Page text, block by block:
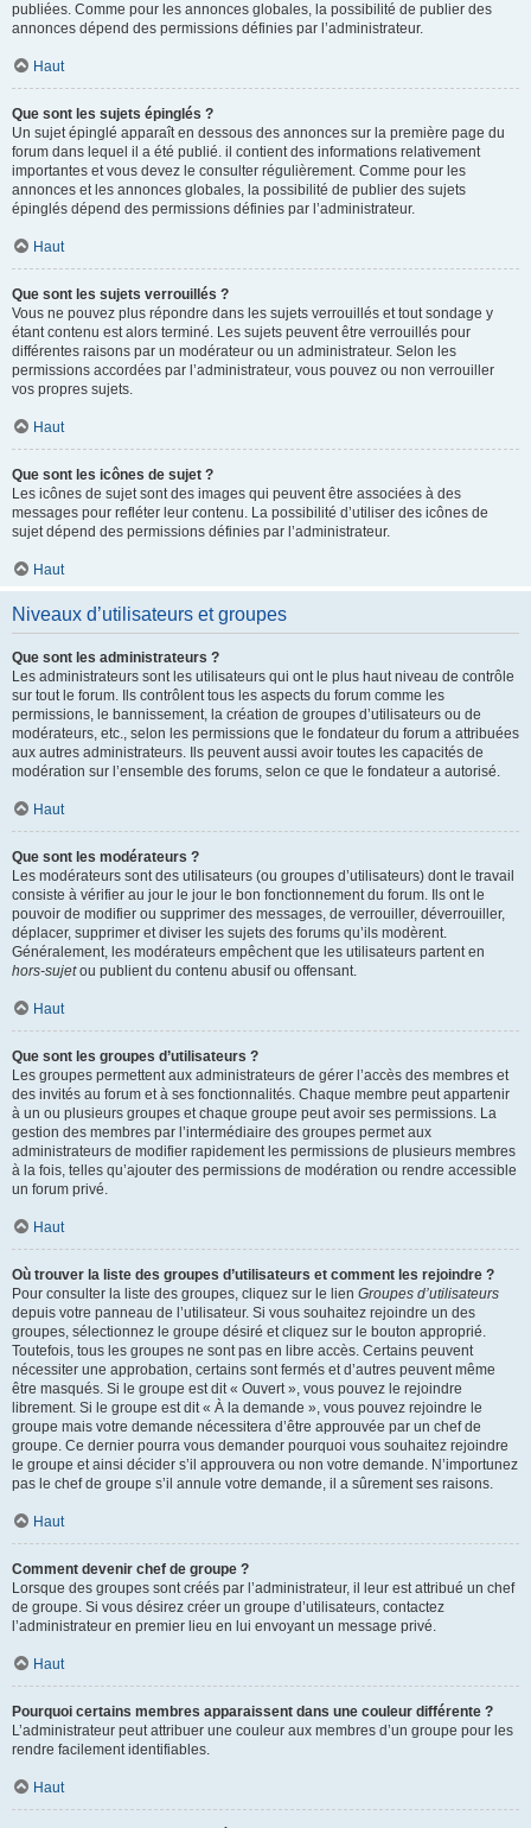
publiées. Comme pour les annonces globales, la possibilité de publier des
annonces dépend des permissions définies par l’administrateur.
Haut
Que sont les sujets épinglés ?
Un sujet épinglé apparaît en dessous des annonces sur la première page du
forum dans lequel il a été publié. il contient des informations relativement
importantes et vous devez le consulter régulièrement. Comme pour les
annonces et les annonces globales, la possibilité de publier des sujets
épinglés dépend des permissions définies par l’administrateur.
Haut
Que sont les sujets verrouillés ?
Vous ne pouvez plus répondre dans les sujets verrouillés et tout sondage y
étant contenu est alors terminé. Les sujets peuvent être verrouillés pour
différentes raisons par un modérateur ou un administrateur. Selon les
permissions accordées par l’administrateur, vous pouvez ou non verrouiller
vos propres sujets.
Haut
Que sont les icônes de sujet ?
Les icônes de sujet sont des images qui peuvent être associées à des
messages pour refléter leur contenu. La possibilité d’utiliser des icônes de
sujet dépend des permissions définies par l’administrateur.
Haut
Niveaux d’utilisateurs et groupes
Que sont les administrateurs ?
Les administrateurs sont les utilisateurs qui ont le plus haut niveau de contrôle
sur tout le forum. Ils contrôlent tous les aspects du forum comme les
permissions, le bannissement, la création de groupes d’utilisateurs ou de
modérateurs, etc., selon les permissions que le fondateur du forum a attribuées
aux autres administrateurs. Ils peuvent aussi avoir toutes les capacités de
modération sur l’ensemble des forums, selon ce que le fondateur a autorisé.
Haut
Que sont les modérateurs ?
Les modérateurs sont des utilisateurs (ou groupes d’utilisateurs) dont le travail
consiste à vérifier au jour le jour le bon fonctionnement du forum. Ils ont le
pouvoir de modifier ou supprimer des messages, de verrouiller, déverrouiller,
déplacer, supprimer et diviser les sujets des forums qu’ils modèrent.
Généralement, les modérateurs empêchent que les utilisateurs partent en
hors-sujetou publient du contenu abusif ou offensant.
Haut
Que sont les groupes d’utilisateurs ?
Les groupes permettent aux administrateurs de gérer l’accès des membres et
des invités au forum et à ses fonctionnalités. Chaque membre peut appartenir
à un ou plusieurs groupes et chaque groupe peut avoir ses permissions. La
gestion des membres par l’intermédiaire des groupes permet aux
administrateurs de modifier rapidement les permissions de plusieurs membres
à la fois, telles qu’ajouter des permissions de modération ou rendre accessible
un forum privé.
Haut
Où trouver la liste des groupes d’utilisateurs et comment les rejoindre ?
Pour consulter la liste des groupes, cliquez sur le lien Groupes d’utilisateurs
depuis votre panneau de l’utilisateur. Si vous souhaitez rejoindre un des
groupes, sélectionnez le groupe désiré et cliquez sur le bouton approprié.
Toutefois, tous les groupes ne sont pas en libre accès. Certains peuvent
nécessiter une approbation, certains sont fermés et d’autres peuvent même
être masqués. Si le groupe est dit « Ouvert », vous pouvez le rejoindre
librement. Si le groupe est dit « À la demande », vous pouvez rejoindre le
groupe mais votre demande nécessitera d’être approuvée par un chef de
groupe. Ce dernier pourra vous demander pourquoi vous souhaitez rejoindre
le groupe et ainsi décider s’il approuvera ou non votre demande. N’importunez
pas le chef de groupe s’il annule votre demande, il a sûrement ses raisons.
Haut
Comment devenir chef de groupe ?
Lorsque des groupes sont créés par l’administrateur, il leur est attribué un chef
de groupe. Si vous désirez créer un groupe d’utilisateurs, contactez
l’administrateur en premier lieu en lui envoyant un message privé.
Haut
Pourquoi certains membres apparaissent dans une couleur différente ?
L’administrateur peut attribuer une couleur aux membres d’un groupe pour les
rendre facilement identifiables.
Haut